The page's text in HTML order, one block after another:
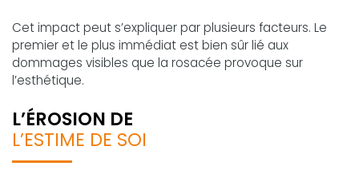
Cet impact peut s’expliquer par plusieurs facteurs. Le
premier et le plus immédiat est bien sûr lié aux
dommages visibles que la rosacée provoque sur
l’esthétique.
L’ÉROSION DE
L’ESTIME DE SOI